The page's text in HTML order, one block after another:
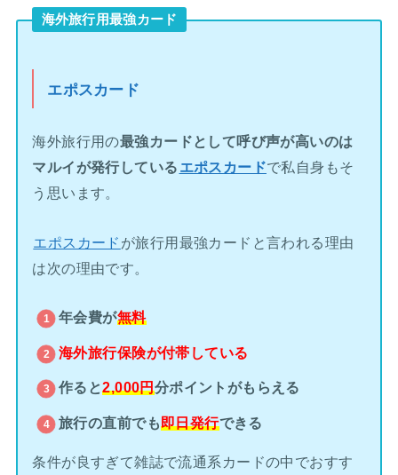
海外旅行用最強カード
エポスカード
海外旅行用の最強カードとして呼び声が高いのは
マルイが発行している エポスカードで私自身もそ
う思います。
エポスカード が旅行用最強カードと言われる理由
は次の理由です。
年会費が無料
海外旅行保険が付帯している
作ると2,000円分ポイントがもらえる
旅行の直前でも即日発行できる
条件が良すぎて雑誌で流通系カードの中でおすす